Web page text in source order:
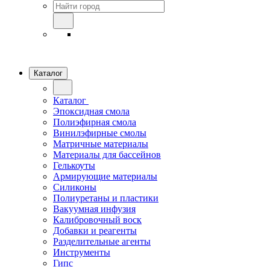
Каталог
Каталог
Эпоксидная смола
Полиэфирная смола
Винилэфирные смолы
Матричные материалы
Материалы для бассейнов
Гелькоуты
Армирующие материалы
Силиконы
Полиуретаны и пластики
Вакуумная инфузия
Калибровочный воск
Добавки и реагенты
Разделительные агенты
Инструменты
Гипс